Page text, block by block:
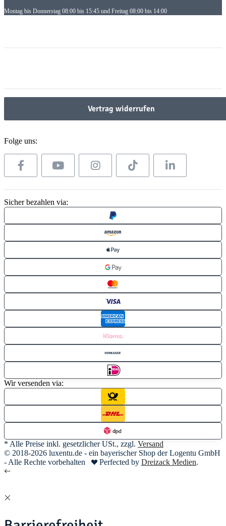
Montag bis Donnerstag 08:00 bis 15:45 und Freitag 08:00 bis 14:00
Vertrag widerrufen
Folge uns:
Sicher bezahlen via:
Wir versenden via:
* Alle Preise inkl. gesetzlicher USt., zzgl. Versand
© 2018-2026 luxentu.de - ein bayerischer Shop der Logentu GmbH
- Alle Rechte vorbehalten
Perfected by Dreizack Medien.